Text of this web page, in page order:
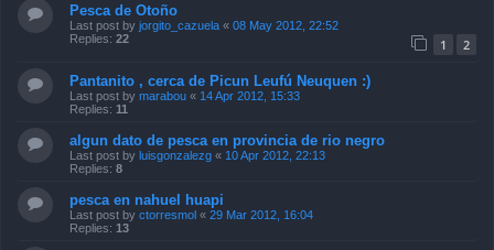
Pesca de Otoño
Last post by jorgito_cazuela « 08 May 2012, 22:52
Replies: 22 1 2
Pantanito , cerca de Picun Leufú Neuquen :)
Last post by marabou « 14 Apr 2012, 15:33
Replies: 11
algun dato de pesca en provincia de rio negro
Last post by luisgonzalezg « 10 Apr 2012, 22:13
Replies: 8
pesca en nahuel huapi
Last post by ctorresmol « 29 Mar 2012, 16:04
Replies: 13